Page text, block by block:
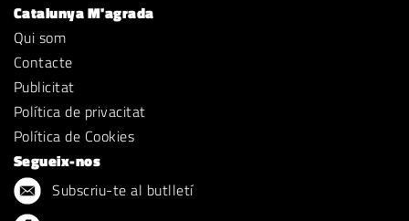
Catalunya M'agrada
Qui som
Contacte
Publicitat
Política de privacitat
Política de Cookies
Segueix-nos
Subscriu-te al butlletí